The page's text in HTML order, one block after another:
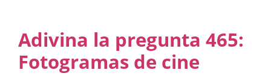
Adivina la pregunta 465:
Fotogramas de cine